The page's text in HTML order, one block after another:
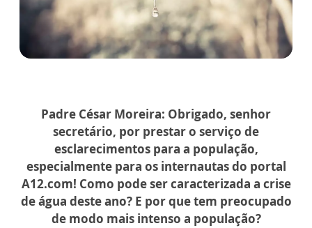
Padre César Moreira: Obrigado, senhor
secretário, por prestar o serviço de
esclarecimentos para a população,
especialmente para os internautas do portal
A12.com! Como pode ser caracterizada a crise
de água deste ano? E por que tem preocupado
de modo mais intenso a população?